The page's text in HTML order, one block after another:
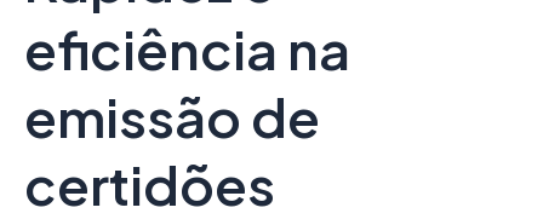
eficiência na
emissão de
certidões